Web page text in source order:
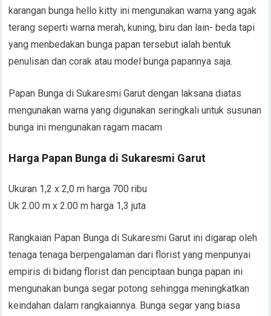
karangan bunga hello kitty ini mengunakan warna yang agak
terang seperti warna merah, kuning, biru dan lain- beda tapi
yang menbedakan bunga papan tersebut ialah bentuk
penulisan dan corak atau model bunga papannya saja.
Papan Bunga di Sukaresmi Garut dengan laksana diatas
mengunakan warna yang digunakan seringkali untuk susunan
bunga ini mengunakan ragam macam
Harga Papan Bunga di Sukaresmi Garut
Ukuran 1,2 x 2,0 m harga 700 ribu
Uk 2.00 m x 2.00 m harga 1,3 juta
Rangkaian Papan Bunga di Sukaresmi Garut ini digarap oleh
tenaga tenaga berpengalaman dari florist yang menpunyai
empiris di bidang florist dan penciptaan bunga papan ini
mengunakan bunga segar potong sehingga meningkatkan
keindahan dalam rangkaiannya. Bunga segar yang biasa